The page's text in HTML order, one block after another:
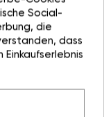
Social-
die
dass